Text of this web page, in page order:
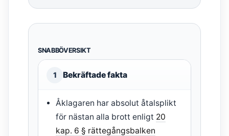
SNABBÖVERSIKT
1 Bekräftade fakta
Åklagaren har absolut åtalsplikt
för nästan alla brott enligt 20
kap. 6 § rättegångsbalken